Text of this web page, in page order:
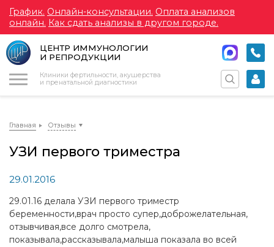
График. Онлайн-консультации. Оплата анализов
онлайн. Как сдать анализы в другом городе.
ЦЕНТР ИММУНОЛОГИИ
И РЕПРОДУКЦИИ
Клиники фертильности, акушерства
и пренатальной диагностики
Главная Отзывы
УЗИ первого триместра
29.01.2016
29.01.16 делала УЗИ первого триместр
беременности,врач просто супер,доброжелательная,
отзывчивая,все долго смотрела,
показывала,рассказывала,малыша показала во всей